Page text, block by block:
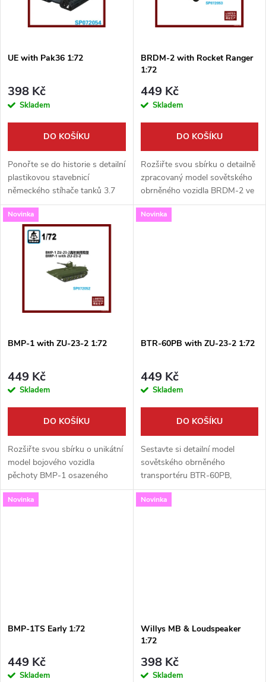
p
r
o
d
u
k
s
p
r
d
u
k
UE with Pak36 1:72
398 Kč
Skladem
DO KOŠÍKU
Ponořte se do historie s detailní
plastikovou stavebnicí
německého stíhače tanků 3.7
cm Pak 36 auf UE 630(f) v
měřítku 1:72. Tento unikátní
stroj vznikl osazením
kořistního...
BRDM-2 with Rocket Ranger
1:72
449 Kč
Skladem
DO KOŠÍKU
Rozšiřte svou sbírku o detailně
zpracovaný model sovětského
obrněného vozidla BRDM-2 ve
variantě s raketometem. Tato
stavebnice od S-Model v
Novinka
BMP-1 with ZU-23-2 1:72
449 Kč
Skladem
DO KOŠÍKU
Rozšiřte svou sbírku o unikátní
model bojového vozidla
pěchoty BMP-1 osazeného
výkonným protiletadlovým
kanónem ZU-23-2. Tato detailní
Novinka
BTR-60PB with ZU-23-2 1:72
449 Kč
Skladem
DO KOŠÍKU
Sestavte si detailní model
sovětského obrněného
transportéru BTR-60PB,
vyzbrojeného výkonným
protiletadlovým dvojkanónem
Novinka
BMP-1TS Early 1:72
449 Kč
Skladem
Novinka
Willys MB & Loudspeaker
1:72
398 Kč
Skladem